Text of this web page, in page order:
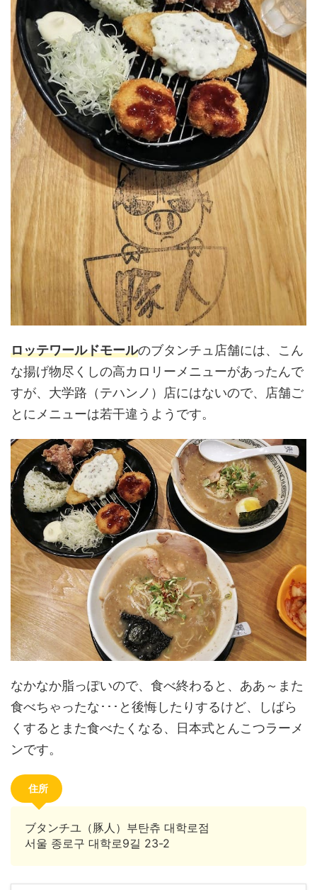
ロッテワールドモールのブタンチュ店舗には、こん
な揚げ物尽くしの高カロリーメニューがあったんで
すが、大学路（テハンノ）店にはないので、店舗ご
とにメニューは若干違うようです。
なかなか脂っぽいので、食べ終わると、ああ～また
食べちゃったな･･･と後悔したりするけど、しばら
くするとまた食べたくなる、日本式とんこつラーメ
ンです。
住所
ブタンチユ（豚人）부탄츄 대학로점
서울 종로구 대학로9길 23-2